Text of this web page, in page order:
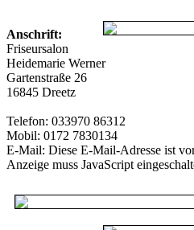
Anschrift:
Friseursalon
Heidemarie Werner
Gartenstraße 26
16845 Dreetz
Telefon: 033970 86312
Mobil: 0172 7830134
E-Mail: Diese E-Mail-Adresse ist
Anzeige muss JavaScript